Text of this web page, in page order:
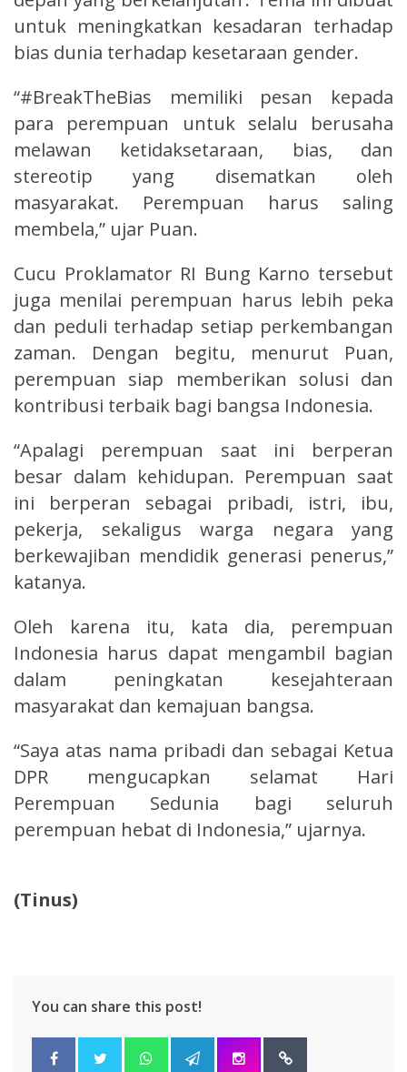
untuk meningkatkan kesadaran terhadap
bias dunia terhadap kesetaraan gender.
“#BreakTheBias memiliki pesan kepada
para perempuan untuk selalu berusaha
melawan ketidaksetaraan, bias, dan
stereotip yang disematkan oleh
masyarakat. Perempuan harus saling
membela,” ujar Puan.
Cucu Proklamator RI Bung Karno tersebut
juga menilai perempuan harus lebih peka
dan peduli terhadap setiap perkembangan
zaman. Dengan begitu, menurut Puan,
perempuan siap memberikan solusi dan
kontribusi terbaik bagi bangsa Indonesia.
“Apalagi perempuan saat ini berperan
besar dalam kehidupan. Perempuan saat
ini berperan sebagai pribadi, istri, ibu,
pekerja, sekaligus warga negara yang
berkewajiban mendidik generasi penerus,”
katanya.
Oleh karena itu, kata dia, perempuan
Indonesia harus dapat mengambil bagian
dalam peningkatan kesejahteraan
masyarakat dan kemajuan bangsa.
“Saya atas nama pribadi dan sebagai Ketua
DPR mengucapkan selamat Hari
Perempuan Sedunia bagi seluruh
perempuan hebat di Indonesia,” ujarnya.
(Tinus)
You can share this post!